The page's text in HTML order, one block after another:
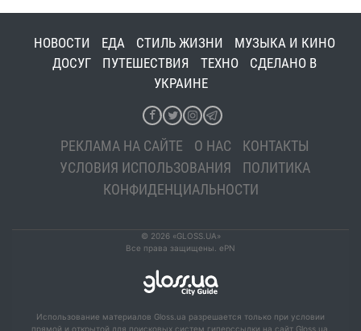
НОВОСТИ ЕДА СТИЛЬ ЖИЗНИ
МУЗЫКА И КИНО
ДОСУГ
ПУТЕШЕСТВИЯ ТЕХНО
СДЕЛАНО В
УКРАИНЕ
РЕКЛАМА НА САЙТЕ О НАС
КОНТАКТЫ
УСЛОВИЯ ИСПОЛЬЗОВАНИЯ
ПОЛИТИКА
КОНФИДЕНЦИАЛЬНОСТИ
© 2026 «GLOSS.UA»
Все права защищены. ePN
Использование материалов Gloss.ua разрешается только при условии
прямой и открытой для поисковых систем гиперссылки на сайт Gloss.ua.